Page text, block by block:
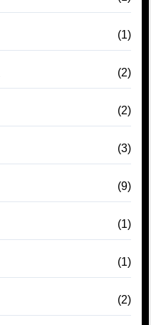
(1)
(2)
(2)
(3)
(9)
(1)
(1)
(2)